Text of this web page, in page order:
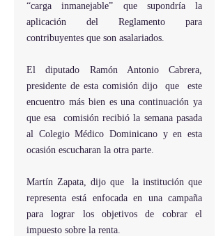
“carga inmanejable” que supondría la
aplicación del Reglamento para
contribuyentes que son asalariados.
El diputado Ramón Antonio Cabrera,
presidente de esta comisión dijo  que  este
encuentro más bien es una continuación ya
que esa  comisión recibió la semana pasada
al Colegio Médico Dominicano y en esta
ocasión escucharan la otra parte.
Martín Zapata, dijo que  la institución que
representa está enfocada en una campaña
para lograr los objetivos de cobrar el
impuesto sobre la renta.